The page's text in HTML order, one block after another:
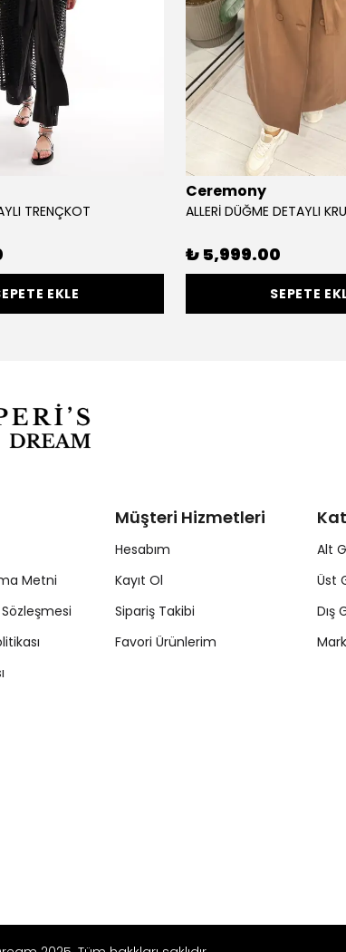
TRENÇKOT
EKLE
Ceremony
₺ 5,999.00
SEPETE
Metni
Müşteri Hizmetleri
Hesabım
Kayıt Ol
Sipariş Takibi
Favori Ürünlerim
Alt
Üst
Dış